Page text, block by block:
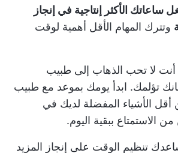
ساعاتك الأكثر إنتاجية في إنجاز
وتترك المهام الأقل أهمية لوقت
أنت لا تحب الذهاب إلى طبيب
تؤلمك. ابدأ يومك بموعد مع طبيب
الأشياء المفضلة لديك في
الاستمتاع ببقية اليوم.
تنظيم الوقت على إنجاز المزيد